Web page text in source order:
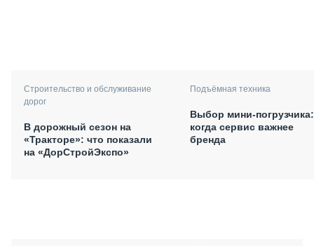
Строительство и обслуживание
дорог
В дорожный сезон на
«Тракторе»: что показали
на «ДорСтройЭкспо»
Подъёмная техника
Выбор мини-погрузчика:
когда сервис важнее
бренда